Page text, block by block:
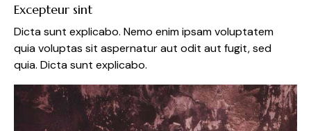
Excepteur sint
Dicta sunt explicabo. Nemo enim ipsam voluptatem
quia voluptas sit aspernatur aut odit aut fugit, sed
quia. Dicta sunt explicabo.